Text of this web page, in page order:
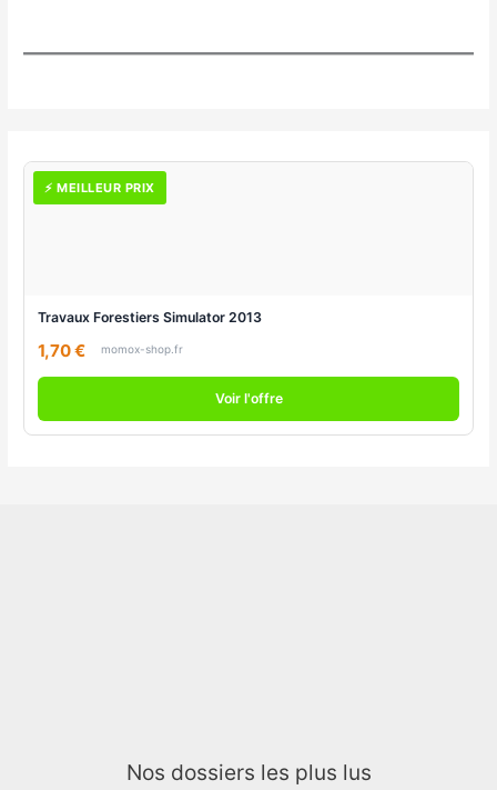
⚡ MEILLEUR PRIX
Travaux Forestiers Simulator 2013
1,70 € momox-shop.fr
Voir l'offre
Nos dossiers les plus lus